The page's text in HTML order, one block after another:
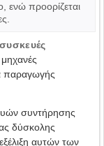
ενώ προορίζεται
παραγωγής
συντήρησης
δύσκολης
αυτών των